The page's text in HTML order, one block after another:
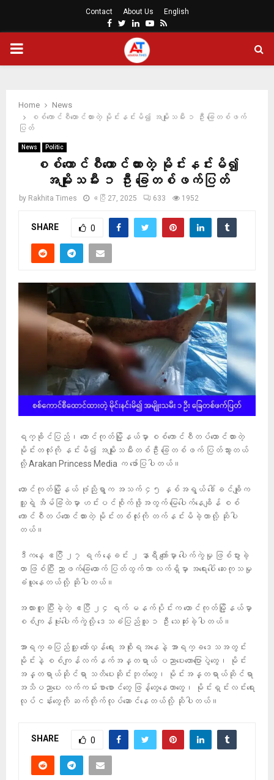
Contact About Us English
Facebook
Twitter
LinkedinYoutube
Rss
PRIMARY
Home
News
စစ်ကောင်စီထောင်ထားတဲ့ မိုင်းနင်းမိ၍ အမျိုးသမီး ၁ ဦး ခြေတစ်ဖက်
ပြတ်
News Politic
စစ်ကောင်စီထောင်ထားတဲ့ မိုင်းနင်းမိ၍
အမျိုးသမီး ၁ ဦး ခြေတစ်ဖက်ပြတ်
by Rakhita Times ဧပြီ 27, 2025 633 1952
SHARE 0
ရက္ခိုင်ပြည်၊ တောင်ကုတ်မြို့နယ်မှာ စစ်ကောင်စီတပ်ထောင်ထားတဲ့
မိုင်းတလုံးကို နင်းမိ၍ အမျိုးသမီးတစ်ဦး ခြေတစ်ဖက် ပြတ်သွားတယ်
လို့ Arakan Princess Media က ဖော်ပြပါတယ်။
တောင်ကုတ်မြို့နယ် ဖုံညိုရွာက အသက် ၄၅ နှစ်အရွယ် ဒေါ်ခင်ချိုက
သူ့ရဲ့ အိမ်ခြံထဲမှာ ဟင်းပင်စိုက်ဖို့အတွက် မြေပေါက်နေချိန် စစ်
ကောင်စီတပ်ထောင်ထားတဲ့ မိုင်းတစ်လုံးကို တက်နင်းမိခဲ့တာလို့ ဆိုပါ
တယ်။
ဒီကနေ့ ဧပြီ ၂၇ ရက် နေ့ခင်း ၂ နာရီ ကျော်မှာ ပေါက်ကွဲမှု ဖြစ်ပွားခဲ့
တာ ဖြစ်ပြီး ညာဖက်ခြေထောက် ပြတ်ထွက်ကာ လက်ရှိမှာ အရေးပေါ် ဆေးကုသမှု
ခံယူနေတယ်လို့ ဆိုပါတယ်။
အလားတူ ပြီးခဲ့တဲ့ ဧပြီ ၂၄ ရက် မနက်ပိုင်းက တောင်ကုတ်မြို့နယ်မှာ
စစ်ကျန်ဗုံးပေါက်ကွဲလို့ ဒေသခံပြည်သူ ၁ ဦး သေဆုံးခဲ့ပါတယ်။
အာရက္ခပြည်သူ့ တော်လှန်ရေး အစိုးရအနေနဲ့ အာရက္ခဒေသအတွင်း
မိုင်းနဲ့ စစ်ကျန်လက်နက်အန္တရာယ် ပညာပေးဟောပြောပွဲတွေ၊ မိုင်း
အန္တရာယ်ဆိုင်ရာ သတိပေးဆိုင်းဘုတ်တွေ၊ မိုင်းအန္တရာယ်ဆိုင်ရာ
အသိပညာပေး လက်ကမ်းစာစောင်တွေ ဖြန့်တွေနေတာတွေ၊ မိုင်းရှင်းလင်းရေး
လုပ်ငန်းတွေကို ဆက်တိုက်လုပ်ဆောင်နေတယ်လို့ ဆိုပါတယ်။
SHARE 0